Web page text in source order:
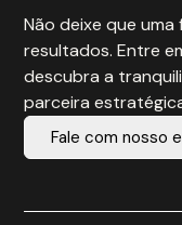
Não deixe que
resultados. Entre
descubra a
parceira
Fale com nosso